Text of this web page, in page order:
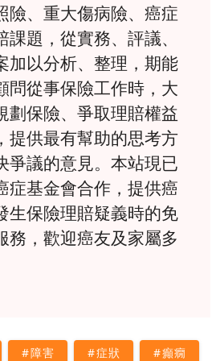
險、重大傷病險、癌症
課題，從實務、評議、
加以分析、整理，期能
問從事保險工作時，大
劃保險、爭取理賠權益
提供最有幫助的思考方
爭議的意見。本站現已
症基金會合作，提供癌
生保險理賠疑義時的免
務，歡迎癌友及家屬多
#障害 #症狀 #癲癇